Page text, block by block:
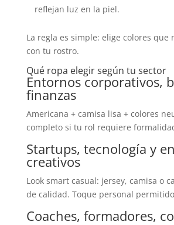
reflejan luz en la piel.
La regla es simple: elige colores que
con tu rostro.
Qué ropa elegir según tu sector
Entornos corporativos,
finanzas
Americana + camisa lisa + colores
completo si tu rol requiere
Startups, tecnología y
creativos
Look smart casual: jersey, camisa o
de calidad. Toque personal
Coaches, formadores,